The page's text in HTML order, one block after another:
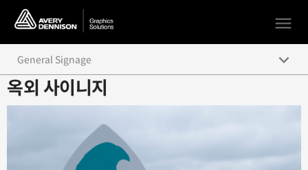
menu
옥외 사이니지
General Signage keyboard_arrow_down
Indoor Signage
Illuminated Signage